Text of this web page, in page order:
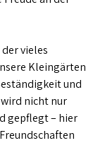
vieles
Kleingärten
und
nicht nur
gepflegt – hier